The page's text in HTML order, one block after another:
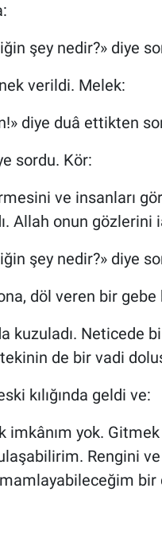
şey nedir?» diye
verildi. Melek:
diye duâ ettikten
sordu. Kör:
ve insanları
Allah onun
şey nedir?» diye
döl veren bir
kuzuladı. Neticede
de bir vadi
kılığında geldi ve:
imkânım yok.
Rengini